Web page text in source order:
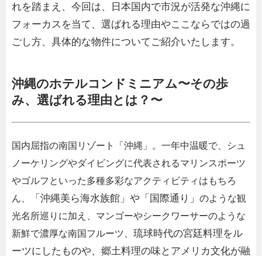
れを踏まえ、今回は、日本国内で市況が活発な沖縄に
フォーカスを当て、選ばれる理由やここならではの過
ごし方、具体的な物件についてご紹介いたします。
沖縄のホテルコンドミニアム〜その歩
み、選ばれる理由とは？〜
国内屈指の南国リゾート「沖縄」。一年中温暖で、シュ
ノーケリングやダイビングに代表されるマリンスポーツ
やゴルフといった多種多彩なアクティビティはもちろ
ん、
「沖縄美ら海水族館」や「国際通り」 のような観
光名所巡りに加え、マンゴーやシークワーサーのような
新鮮で濃厚な南国フルーツ、 琉球時代の宮廷料理をル
ーツにしたものや、郷土料理の味とアメリカ文化が融